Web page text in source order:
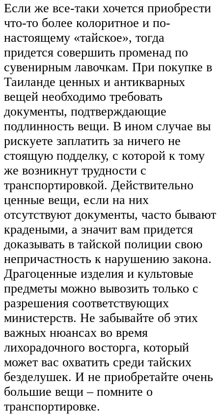
Если же все-таки хочется приобрести
что-то более колоритное и по-
настоящему «тайское», тогда
придется совершить променад по
сувенирным лавочкам. При покупке в
Таиланде ценных и антикварных
вещей необходимо требовать
документы, подтверждающие
подлинность вещи. В ином случае вы
рискуете заплатить за ничего не
стоящую подделку, с которой к тому
же возникнут трудности с
транспортировкой. Действительно
ценные вещи, если на них
отсутствуют документы, часто бывают
крадеными, а значит вам придется
доказывать в тайской полиции свою
непричастность к нарушению закона.
Драгоценные изделия и культовые
предметы можно вывозить только с
разрешения соответствующих
министерств. Не забывайте об этих
важных нюансах во время
лихорадочного восторга, который
может вас охватить среди тайских
безделушек. И не приобретайте очень
большие вещи – помните о
транспортировке.